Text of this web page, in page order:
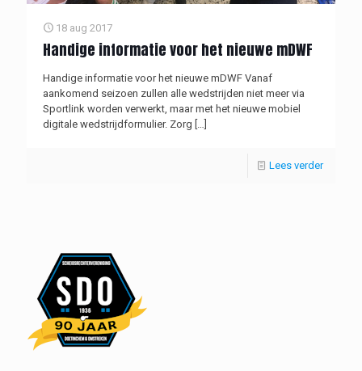
18 aug 2017
Handige informatie voor het nieuwe mDWF
Handige informatie voor het nieuwe mDWF Vanaf
aankomend seizoen zullen alle wedstrijden niet meer via
Sportlink worden verwerkt, maar met het nieuwe mobiel
digitale wedstrijdformulier. Zorg
Lees verder